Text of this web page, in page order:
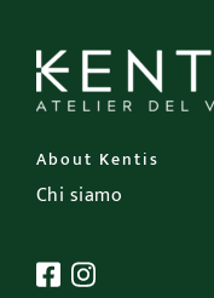
About Kentis
Chi siamo